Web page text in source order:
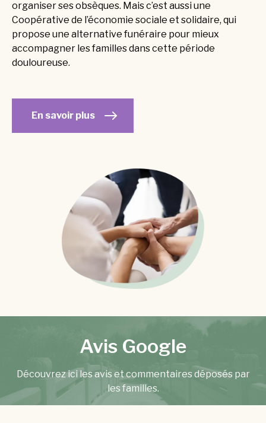
organiser ses obsèques. Mais c’est aussi une
Coopérative de l’économie sociale et solidaire, qui
propose une alternative funéraire pour mieux
accompagner les familles dans cette période
douloureuse.
En savoir plus
Avis Google
Découvrez ici les avis et commentaires déposés par
les familles.